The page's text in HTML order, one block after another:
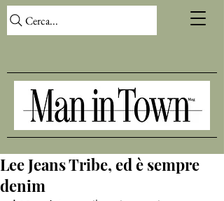
Cerca...
Lee Jeans Tribe, ed è sempre
denim